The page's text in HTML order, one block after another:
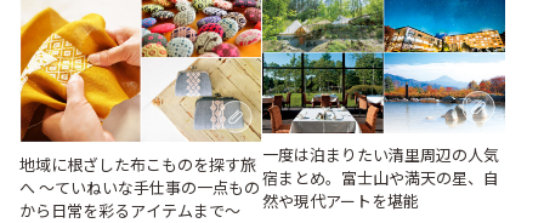
地域に根ざした布こものを探す旅
へ 〜ていねいな手仕事の一点もの
から日常を彩るアイテムまで〜
一度は泊まりたい清里周辺の人気
宿まとめ。富士山や満天の星、自
然や現代アートを堪能